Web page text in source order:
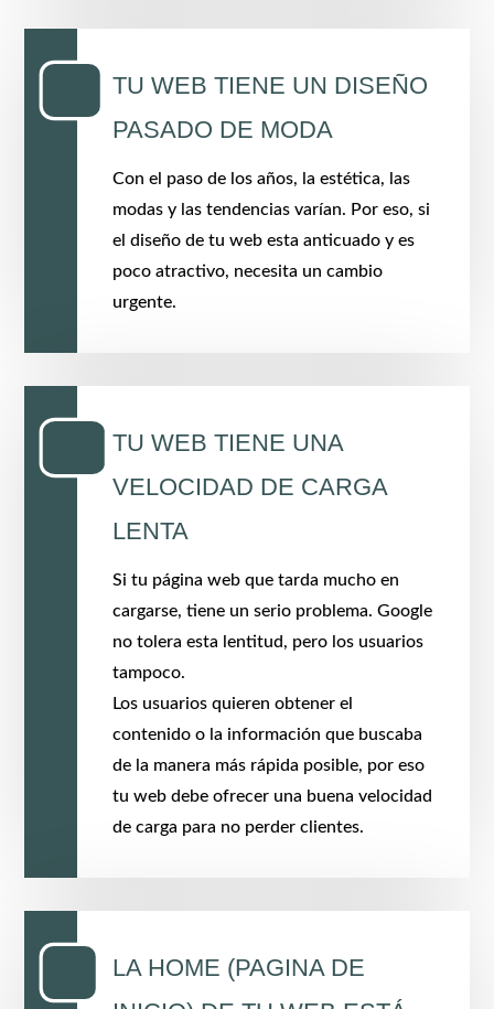
TU WEB TIENE UN DISEÑO
PASADO DE MODA
Con el paso de los años, la estética, las
modas y las tendencias varían. Por eso, si
el diseño de tu web esta anticuado y es
poco atractivo, necesita un cambio
urgente.
TU WEB TIENE UNA
VELOCIDAD DE CARGA
LENTA
Si tu página web que tarda mucho en
cargarse, tiene un serio problema. Google
no tolera esta lentitud, pero los usuarios
tampoco.
Los usuarios quieren obtener el
contenido o la información que buscaba
de la manera más rápida posible, por eso
tu web debe ofrecer una buena velocidad
de carga para no perder clientes.
LA HOME (PAGINA DE